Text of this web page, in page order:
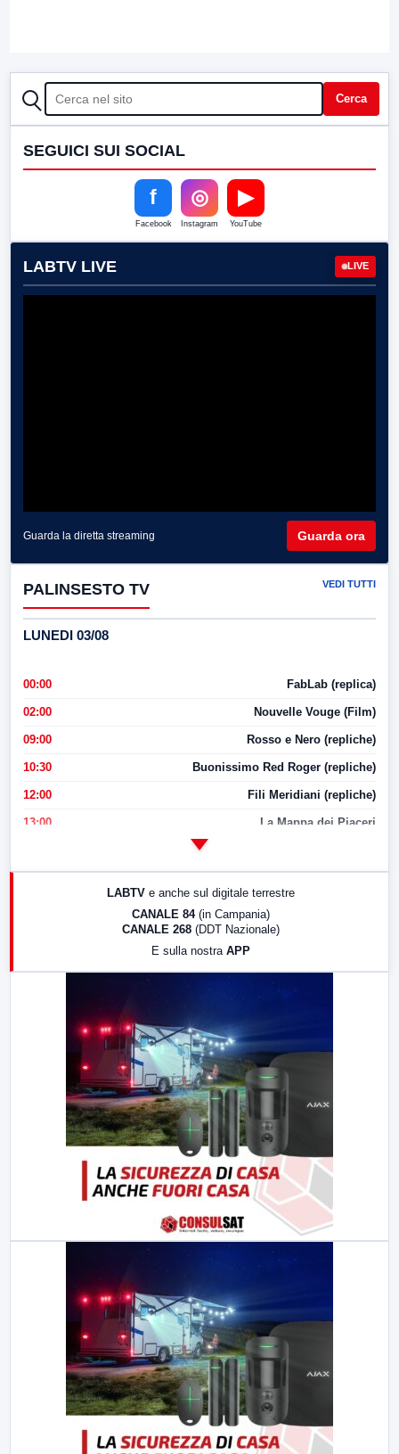
CERCA Cerca
SEGUICI SUI SOCIAL
f
Facebook
◎
Instagram
▶
YouTube
LABTV LIVE LIVE
Guarda la diretta streaming Guarda ora
PALINSESTO TV VEDI TUTTI
LUNEDI 03/08
00:00 FabLab (replica)
02:00 Nouvelle Vouge (Film)
09:00 Rosso e Nero (repliche)
10:30 Buonissimo Red Roger (repliche)
12:00 Fili Meridiani (repliche)
13:00 La Mappa dei Piaceri
17:00 LabNews (replica)
LABTV e anche sul digitale terrestre
CANALE 84 (in Campania)
CANALE 268 (DDT Nazionale)
E sulla nostra APP